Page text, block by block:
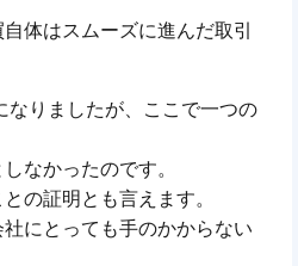
体はスムーズに進んだ取引
りましたが、ここで一つの
なかったのです。
の証明とも言えます。
にとっても手のかからない